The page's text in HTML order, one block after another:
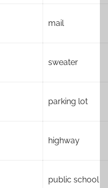
mail
sweater
parking lot
highway
public school